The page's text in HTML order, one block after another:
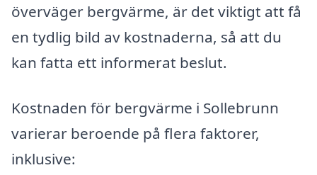
överväger bergvärme, är det viktigt att få
en tydlig bild av kostnaderna, så att du
kan fatta ett informerat beslut.
Kostnaden för bergvärme i Sollebrunn
varierar beroende på flera faktorer,
inklusive: